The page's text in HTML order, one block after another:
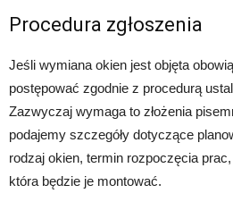
Procedura zgłoszenia
Jeśli wymiana okien jest objęta
postępować zgodnie z procedurą
Zazwyczaj wymaga to złożenia
podajemy szczegóły dotyczące
rodzaj okien, termin rozpoczęcia
która będzie je montować.